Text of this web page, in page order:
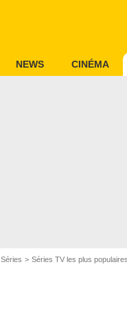
NEWS CINÉMA
Séries Séries TV les plus populaires